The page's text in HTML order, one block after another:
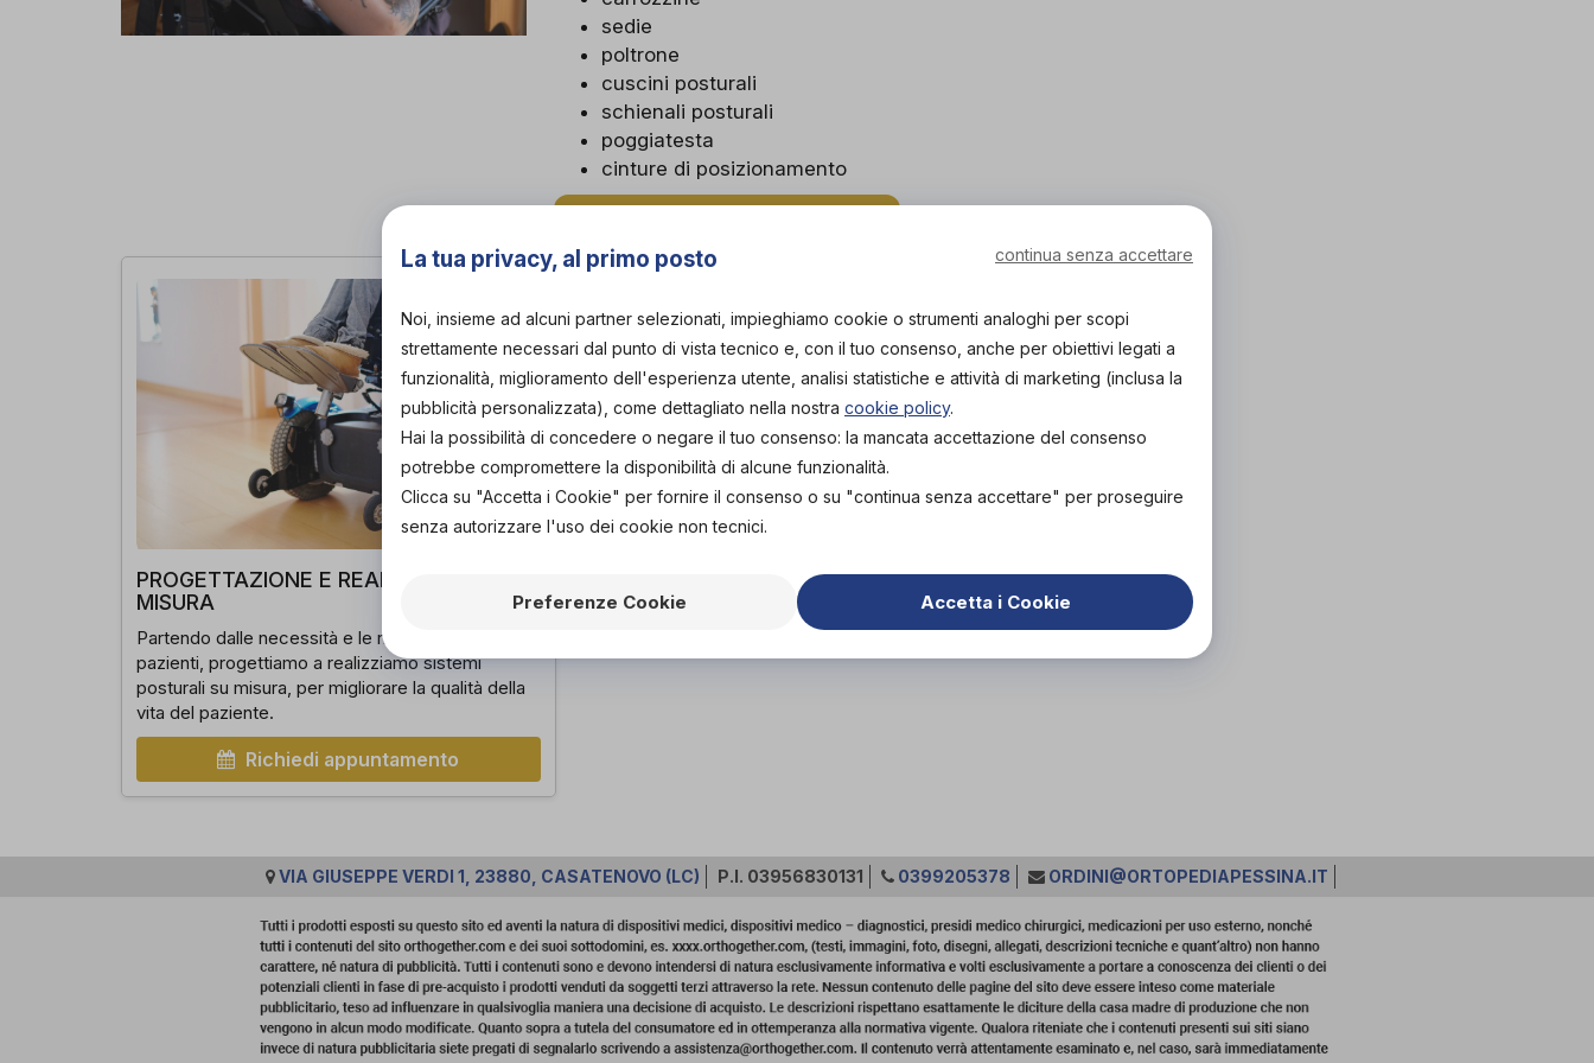
sedie
poltrone
cuscini posturali
schienali posturali
poggiatesta
cinture di posizionamento
PROGETTAZIONE E REALIZZAZIONE SU
MISURA
Partendo dalle necessità e le richieste dei singoli
pazienti, progettiamo a realizziamo sistemi
posturali su misura, per migliorare la qualità della
vita del paziente.
Richiedi appuntamento
VIA GIUSEPPE VERDI 1, 23880, CASATENOVO (LC) P.I. 03956830131 0399205378 ORDINI@ORTOPEDIAPESSINA.IT
La tua privacy, al primo posto continua senza accettare
Noi, insieme ad alcuni partner selezionati, impieghiamo cookie o strumenti analoghi per scopi
strettamente necessari dal punto di vista tecnico e, con il tuo consenso, anche per obiettivi legati a
funzionalità, miglioramento dell'esperienza utente, analisi statistiche e attività di marketing (inclusa la
pubblicità personalizzata), come dettagliato nella nostra cookie policy.
Hai la possibilità di concedere o negare il tuo consenso: la mancata accettazione del consenso
potrebbe compromettere la disponibilità di alcune funzionalità.
Clicca su "Accetta i Cookie" per fornire il consenso o su "continua senza accettare" per proseguire
senza autorizzare l'uso dei cookie non tecnici.
Preferenze Cookie Accetta i Cookie